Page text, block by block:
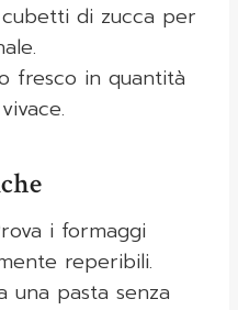
di zucca per
fresco in quantità
i formaggi
reperibili.
una pasta senza